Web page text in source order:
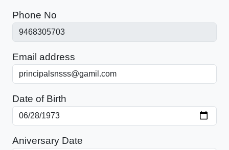
Phone No
Email address
Date of Birth
Aniversary Date